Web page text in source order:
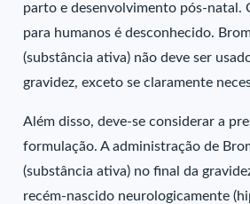
parto e desenvolvimento pós-natal.
para humanos é desconhecido.
(substância ativa) não deve ser
gravidez, exceto se claramente
Além disso, deve-se considerar a
formulação. A administração de
(substância ativa) no final da
recém-nascido neurologicamente